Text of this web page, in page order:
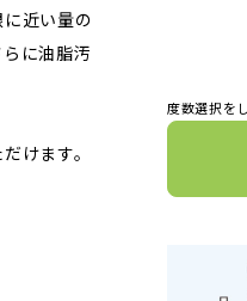
近い量の
に油脂汚
けます。
度数選択を